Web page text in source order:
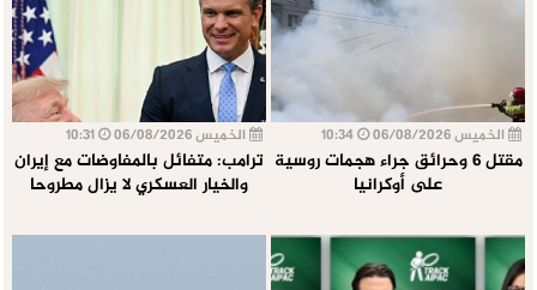
الخميس 06/08/2026
مقتل 6 وحرائق جراء هجمات روسية
على أوكرانيا
الخميس 06/08/2026
ترامب: متفائل بالمفاوضات مع إيران
والخيار العسكري لا يزال مطروحا